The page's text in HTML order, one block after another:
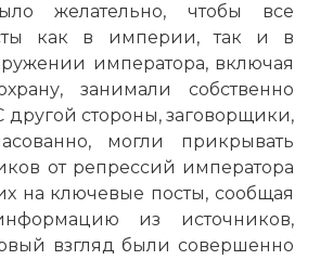
желательно, чтобы все
как в империи, так и в
императора, включая
занимали собственно
другой стороны, заговорщики,
могли прикрывать
от репрессий императора
на ключевые посты, сообщая
из источников,
взгляд были совершенно